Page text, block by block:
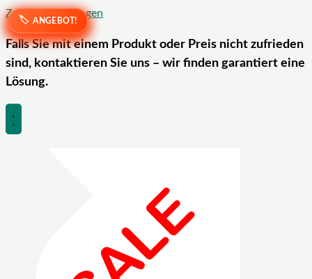
Zum Inhalt springen
Falls Sie mit einem Produkt oder Preis nicht zufrieden
sind, kontaktieren Sie uns – wir finden garantiert eine
Lösung.
ANGEBOT!
ANGEBOT!
ANGEBOT!
ANGEBOT!
ANGEBOT!
ANGEBOT!
ANGEBOT!
ANGEBOT!